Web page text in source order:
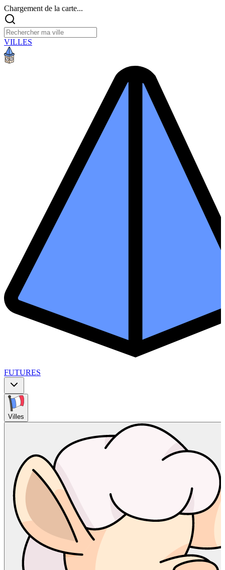
Chargement de la carte...
VILLES
FUTURES
Villes